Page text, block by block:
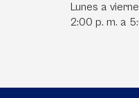
Lunes a
2:00 p. m. a